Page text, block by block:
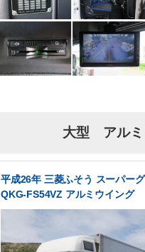
大型 アルミ
平成26年 三菱ふそう スーパー
QKG-FS54VZ アルミウイング